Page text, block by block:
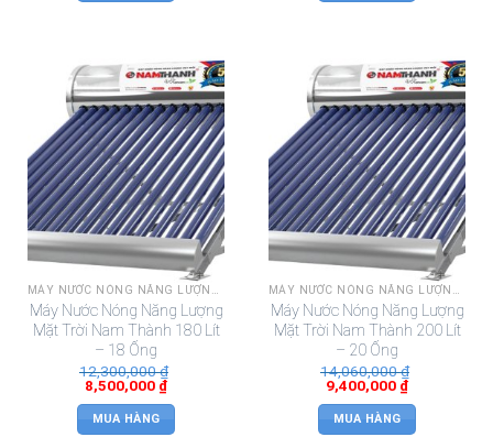
Máy Nước Nóng Năng Lượng
Mặt Trời Nam Thành 180 Lít
– 18 Ống
12,300,000₫
8,500,000 ₫
MUA HÀNG
Máy Nước Nóng Năng Lượng
Mặt Trời Nam Thành 200 Lít
– 20 Ống
14,060,000₫
9,400,000 ₫
MUA HÀNG